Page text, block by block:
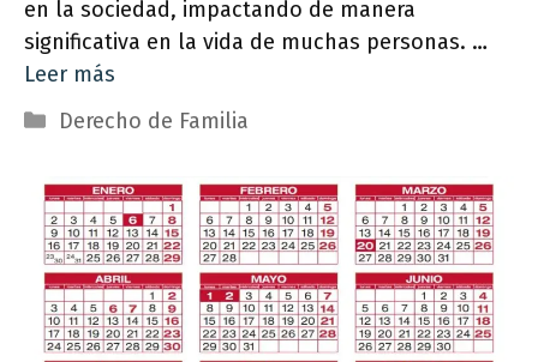
en la sociedad, impactando de manera
significativa en la vida de muchas personas. …
Leer más
Categorías
Derecho de Familia